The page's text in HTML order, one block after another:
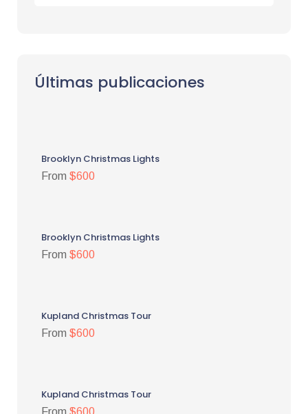
Últimas publicaciones
Brooklyn Christmas Lights
From $600
Brooklyn Christmas Lights
From $600
Kupland Christmas Tour
From $600
Kupland Christmas Tour
From $600